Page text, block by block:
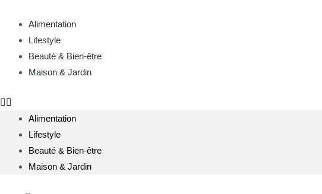
contenu
Alimentation
Lifestyle
Beauté & Bien-être
Maison & Jardin
Alimentation
Lifestyle
Beauté & Bien-être
Maison & Jardin